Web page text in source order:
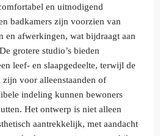
en uitnodigend
badkamers zijn voorzien van
en afwerkingen, wat bijdraagt aan
grotere studio’s bieden
leef- en slaapgedeelte, terwijl de
voor alleenstaanden of
indeling kunnen bewoners
Het ontwerp is niet alleen
aantrekkelijk, met aandacht